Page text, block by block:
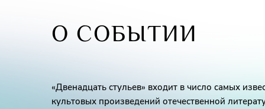
О СОБЫТИИ
«Двенадцать стульев» входит в число самых
культовых произведений отечественной